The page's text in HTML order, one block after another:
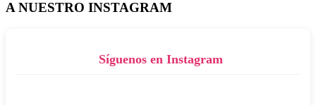
A NUESTRO INSTAGRAM
Síguenos en Instagram